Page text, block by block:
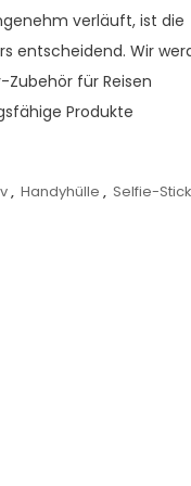
verläuft, ist die
entscheidend. Wir
für Reisen
Produkte
, Handyhülle , Selfie-Stick